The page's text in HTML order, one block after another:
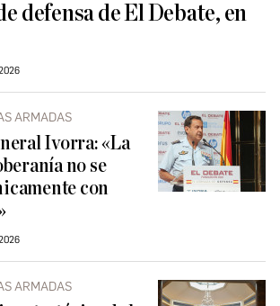
defensa de El Debate, en
ARMADAS
Ivorra: «La
no se
con
ARMADAS